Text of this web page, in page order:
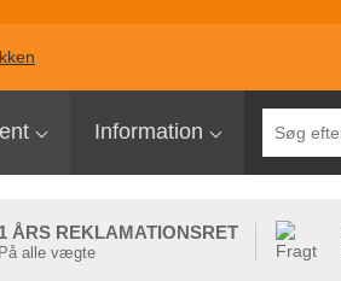
Information
1 ÅRS REKLAMATIONSRET
På alle vægte